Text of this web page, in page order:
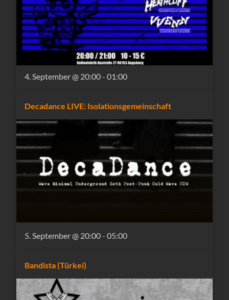
4. September @ 20:00-01:00
Decadance LIVE: Isolationsgemeinschaft
5. September @ 20:00-05:00
Bandista (Türkei)